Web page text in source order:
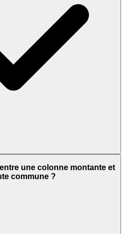
une colonne montante et
commune ?